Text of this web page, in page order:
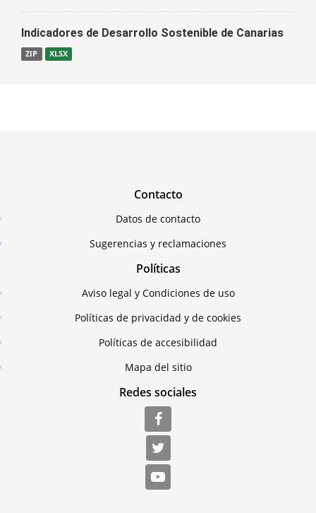
Indicadores de Desarrollo Sostenible de Canarias
ZIP XLSX
Contacto
Datos de contacto
Sugerencias y reclamaciones
Políticas
Aviso legal y Condiciones de uso
Políticas de privacidad y de cookies
Políticas de accesibilidad
Mapa del sitio
Redes sociales